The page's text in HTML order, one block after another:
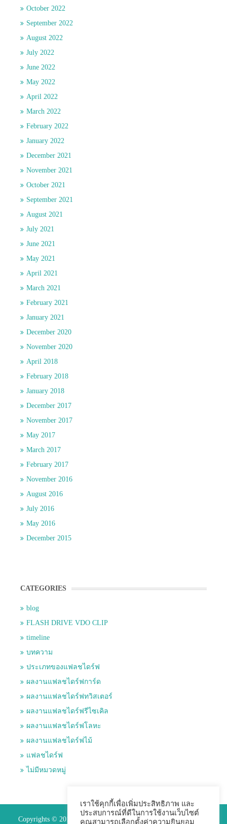
October 2022
September 2022
August 2022
July 2022
June 2022
May 2022
April 2022
March 2022
February 2022
January 2022
December 2021
November 2021
October 2021
September 2021
August 2021
July 2021
June 2021
May 2021
April 2021
March 2021
February 2021
January 2021
December 2020
November 2020
April 2018
February 2018
January 2018
December 2017
November 2017
May 2017
March 2017
February 2017
November 2016
August 2016
July 2016
May 2016
December 2015
CATEGORIES
blog
FLASH DRIVE VDO CLIP
timeline
บทความ
ประเภทของแฟลชไดร์ฟ
ผลงานแฟลชไดร์ฟการ์ด
ผลงานแฟลชไดร์ฟทวิสเตอร์
ผลงานแฟลชไดร์ฟรีไซเคิล
ผลงานแฟลชไดร์ฟโลหะ
ผลงานแฟลชไดร์ฟไม้
แฟลชไดร์ฟ
ไม่มีหมวดหมู่
Copyrights © 2015 Premium Perfect Co.,ltd. All Rights Reserved.
เราใช้คุกกี้เพื่อเพิ่มประสิทธิภาพ และ
ประสบการณ์ที่ดีในการใช้งานเว็บไซต์
คุณสามารถเลือกตั้งค่าความยินยอม